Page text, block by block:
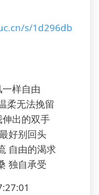
s/1d296db
样自由
柔无法挽留
出的双手
好别回头
自由的渴求
独自承受